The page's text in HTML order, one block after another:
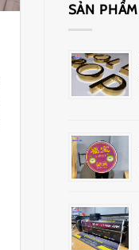
SẢN PHẨM